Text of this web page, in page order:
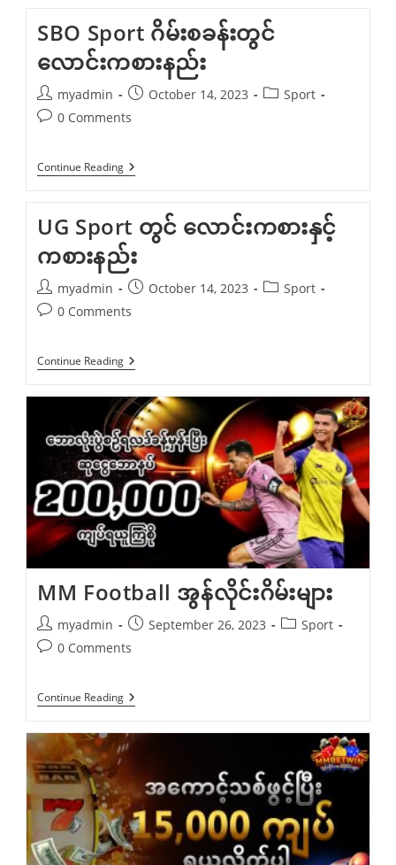
တွင်
လောင်းကစား
နည်း
SBO Sport ဂိမ်းစခန်းတွင်
လောင်းကစားနည်း
Post
author:
myadmin
Post
published:
October 14, 2023
PostSport
Post0 Comments
Continue ReadingSBO
Sport
စခန်း
တွင်
လောင်းကစား
နည်း
UG Sport တွင် လောင်းကစားနှင့်
ကစားနည်း
Post
author:
myadmin
Post
published:
October 14, 2023
PostSport
Post0 Comments
Continue ReadingUG
Sport
လောင်းကစား
နှင့်
ကစား
နည်း
MM Football အွန်လိုင်းဂိမ်းများ
Post
author:
myadmin
Post
published:
September 26, 2023
PostSport
Post0 Comments
Continue ReadingMM
Football
န်
လိုင်း
မ်း
များ